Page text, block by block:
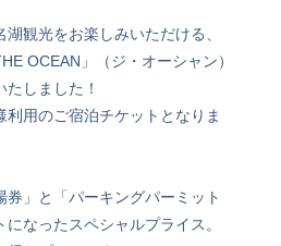
観光をお楽しみいただける、
OCEAN」（ジ・オーシャン）
しました！
用のご宿泊チケットとなりま
券」と「パーキングパーミット
になったスペシャルプライス。